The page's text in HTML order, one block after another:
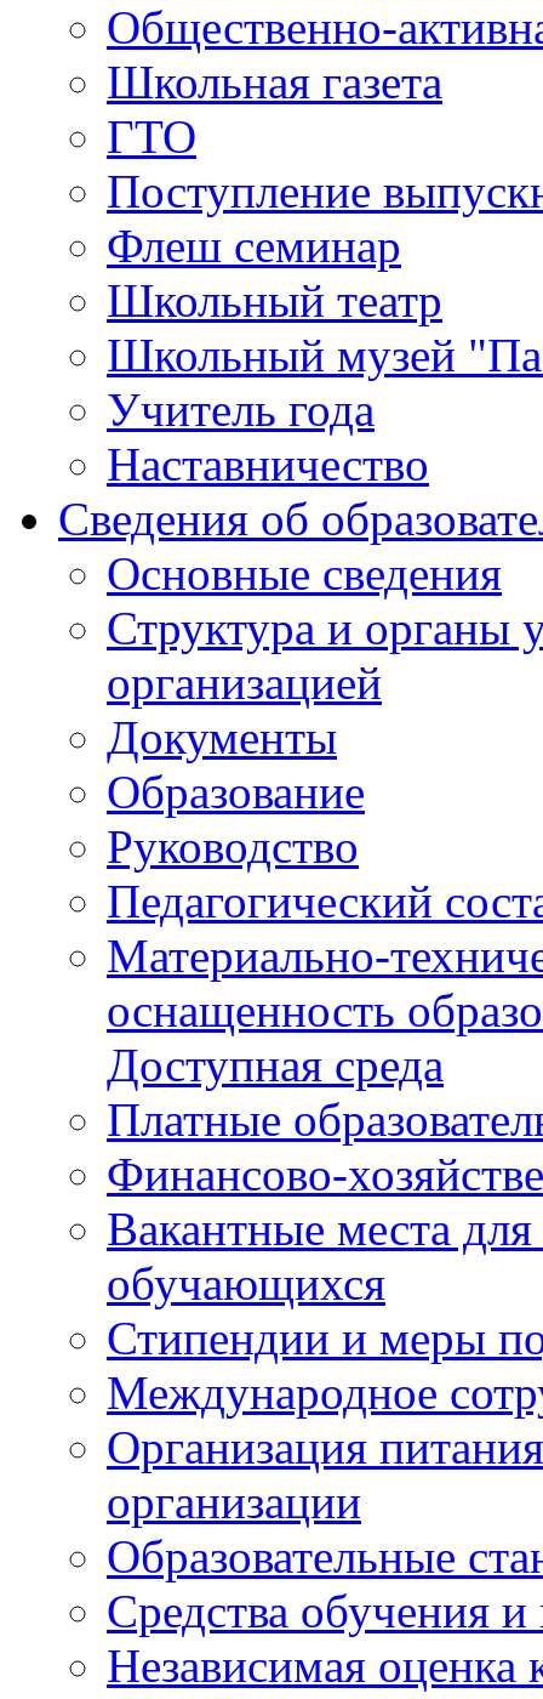
Общественно-
Школьная газета
ГТО
Поступление
Флеш семинар
Школьный театр
Школьный музей
Учитель года
Наставничество
Сведения об
Основные сведения
Структура и органы
организацией
Документы
Образование
Руководство
Педагогический
Материально-
оснащенность
Доступная среда
Платные
Финансово-
Вакантные места
обучающихся
Стипендии и меры
Международное
Организация
организации
Образовательные
Средства обучения и
Независимая оценка